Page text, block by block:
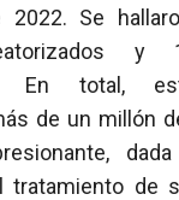
2022. Se
y
En total,
de un millón
tratamiento de